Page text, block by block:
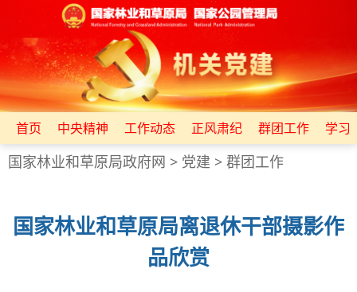
首页 中央精神 工作动态 正风肃纪 群团工作 学习
国家林业和草原局政府网 > 党建 > 群团工作
国家林业和草原局离退休干部摄影作
品欣赏